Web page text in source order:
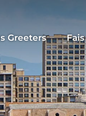
Greeters